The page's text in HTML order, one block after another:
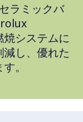
ラミックバ
システムに
し、優れた
。